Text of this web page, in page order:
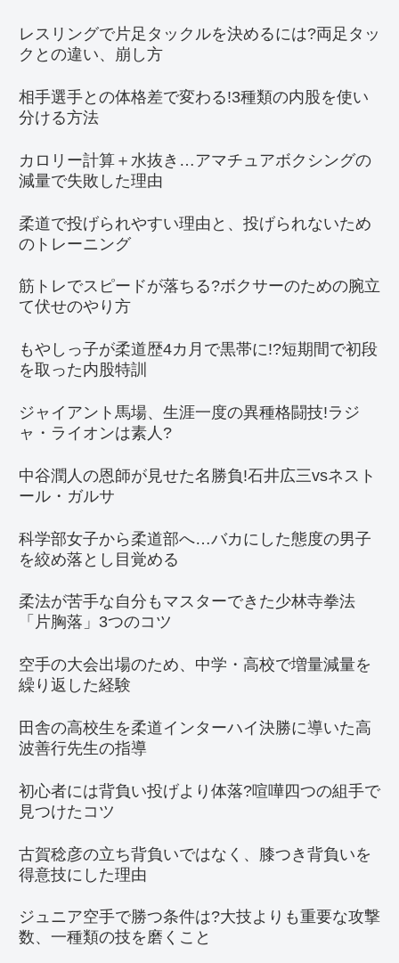
レスリングで片足タックルを決めるには?両足タッ
クとの違い、崩し方
相手選手との体格差で変わる!3種類の内股を使い
分ける方法
カロリー計算＋水抜き…アマチュアボクシングの
減量で失敗した理由
柔道で投げられやすい理由と、投げられないため
のトレーニング
筋トレでスピードが落ちる?ボクサーのための腕立
て伏せのやり方
もやしっ子が柔道歴4カ月で黒帯に!?短期間で初段
を取った内股特訓
ジャイアント馬場、生涯一度の異種格闘技!ラジ
ャ・ライオンは素人?
中谷潤人の恩師が見せた名勝負!石井広三vsネスト
ール・ガルサ
科学部女子から柔道部へ…バカにした態度の男子
を絞め落とし目覚める
柔法が苦手な自分もマスターできた少林寺拳法
「片胸落」3つのコツ
空手の大会出場のため、中学・高校で増量減量を
繰り返した経験
田舎の高校生を柔道インターハイ決勝に導いた高
波善行先生の指導
初心者には背負い投げより体落?喧嘩四つの組手で
見つけたコツ
古賀稔彦の立ち背負いではなく、膝つき背負いを
得意技にした理由
ジュニア空手で勝つ条件は?大技よりも重要な攻撃
数、一種類の技を磨くこと